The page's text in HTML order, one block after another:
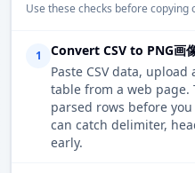
Use these checks before
1
Convert CSV to PNG
Paste CSV data,
table from a web
parsed rows before you
can catch delimiter,
early.